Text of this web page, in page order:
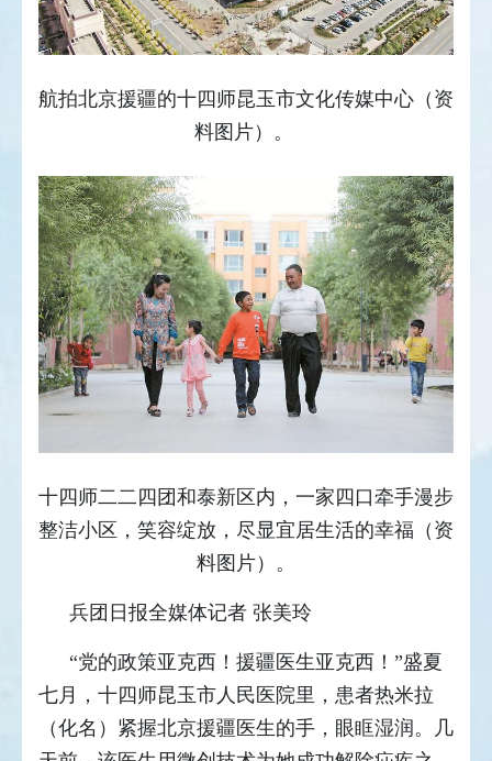
航拍北京援疆的十四师昆玉市文化传媒中心（资
料图片）。
十四师二二四团和泰新区内，一家四口牵手漫步
整洁小区，笑容绽放，尽显宜居生活的幸福（资
料图片）。
兵团日报全媒体记者 张美玲
“党的政策亚克西！援疆医生亚克西！”盛夏
七月，十四师昆玉市人民医院里，患者热米拉
（化名）紧握北京援疆医生的手，眼眶湿润。几